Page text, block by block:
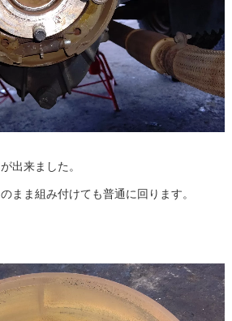
出来ました。
まま組み付けても普通に回ります。